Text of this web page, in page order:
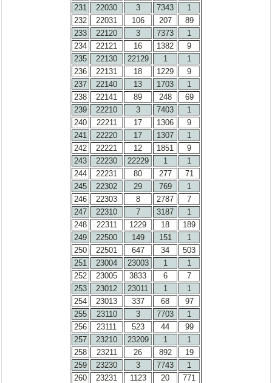
231
22030 3 7343
1
232
22031 106 207
89
233
22120 3 7373
1
234
22121 16 1382
9
235
22130 22129 1
1
236
22131 18 1229
9
237
22140 13 1703
1
238
22141 89 248
69
239
22210 3 7403
1
240
22211 17 1306
9
241
22220 17 1307
1
242
22221 12 1851
9
243
22230 22229 1
1
244
22231 80 277
71
245
22302 29 769
1
246
22303 8 2787
7
247
22310 7 3187
1
248
22311 1229 18
189
249
22500 149 151
1
250
22501 647 34
503
251
23004 23003 1
1
252
23005 3833 6
7
253
23012 23011 1
1
254
23013 337 68
97
255
23110 3 7703
1
256
23111 523 44
99
257
23210 23209 1
1
258
23211 26 892
19
259
23230 3 7743
1
260
23231 1123 20
771